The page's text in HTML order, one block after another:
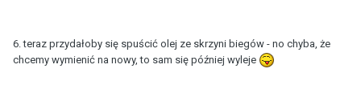
6. teraz przydałoby się spuścić olej ze skrzyni biegów - no chyba, że
chcemy wymienić na nowy, to sam się później wyleje